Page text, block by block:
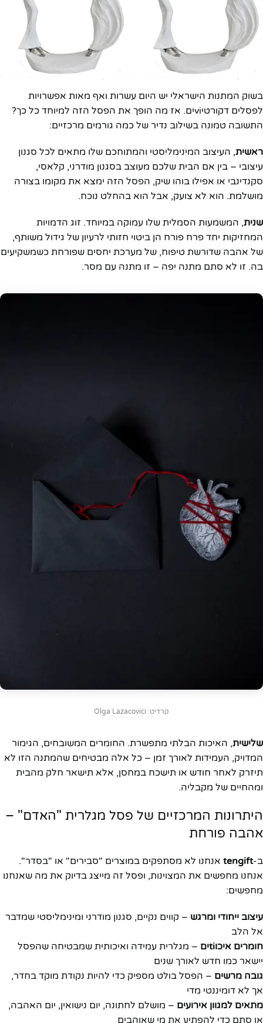
בשוק המתנות הישראלי יש היום עשרות ואף מאות אפשרויות
לפסלים דקורטיviים. אז מה הופך את הפסל הזה למיוחד כל כך?
התשובה טמונה בשילוב נדיר של כמה גורמים מרכזיים:
ראשית, העיצוב המינימליסטי והמתוחכם שלו מתאים לכל סגנון
עיצובי – בין אם הבית שלכם מעוצב בסגנון מודרני, קלאסי,
סקנדינבי או אפילו בוהו שיק, הפסל הזה ימצא את מקומו בצורה
מושלמת. הוא לא צועק, אבל הוא בהחלט נוכח.
שנית, המשמעות הסמלית שלו עמוקה במיוחד. זוג הדמויות
המחזיקות יחד פרח פורח הן ביטוי חזותי לרעיון של גידול משותף,
של אהבה שדורשת טיפוח, של מערכת יחסים שפורחת כשמשקיעים
בה. זו לא סתם מתנה יפה – זו מתנה עם מסר.
קרדיט: Olga Lazacovici
שלישית, האיכות הבלתי מתפשרת. החומרים המשובחים, הגימור
המדויק, העמידות לאורך זמן – כל אלה מבטיחים שהמתנה הזו לא
תיזרק לאחר חודש או תישכח במחסן, אלא תישאר חלק מהבית
ומהחיים של מקבליה.
היתרונות המרכזיים של פסל מגלרית "האדם" –
אהבה פורחת
ב-tengift אנחנו לא מסתפקים במוצרים "סבירים" או "בסדר".
אנחנו מחפשים את המצוינות, ופסל זה מייצג בדיוק את מה שאנחנו
מחפשים:
עיצוב ייחודי ומרגש – קווים נקיים, סגנון מודרני ומינימליסטי שמדבר
אל הלב
חומרים איכוtiים
– מגלרית עמידה ואיכותית שמבטיחה שהפסל
יישאר כמו חדש לאורך שנים
גובה מרשים – הפסל בולט מספיק כדי להיות נקודת מוקד בחדר,
אך לא דומיננטי מדי
מתאים למגוון אירועים – מושלם לחתונה, יום נישואין, יום האהבה,
או סתם כדי להפתיע את מי שאוהבים